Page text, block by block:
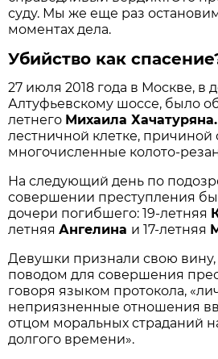
суду. Мы же еще раз
моментах дела.
Убийство как
27 июля 2018 года в Москве, в
Алтуфьевскому шоссе, было
летнего Михаила Хачатуряна.
лестничной клетке, причиной
многочисленные колото-
На следующий день по
совершении преступления
дочери погибшего: 19-летняя
летняяАнгелина и 17-летняя
Девушки признали свою вину,
поводом для совершения
говоря языком протокола,
неприязненные отношения
отцом моральных страданий
долгого времени».